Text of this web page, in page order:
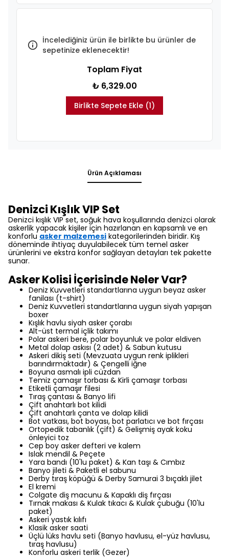
İncelediğiniz ürün ile birlikte bu ürünler de
sepetinize eklenecektir!
Toplam Fiyat
₺ 6,329.00
Birlikte Sepete Ekle (1)
Ürün Açıklaması
Denizci Kışlık VIP Set
Denizci kışlık VIP set, soğuk hava koşullarında denizci olarak
askerlik yapacak kişiler için hazırlanan en kapsamlı ve en
konforlu asker malzemesi kategorilerinden biridir. Kış
döneminde ihtiyaç duyulabilecek tüm temel asker
ürünlerini ve ekstra konfor sağlayan detayları tek pakette
sunar.
Asker Kolisi İçerisinde Neler Var?
Deniz Kuvvetleri standartlarına uygun beyaz asker
fanilası (t-shirt)
Deniz Kuvvetleri standartlarına uygun siyah yapışan
boxer
Kışlık havlu siyah asker çorabı
Alt-üst termal içlik takımı
Polar askeri bere, polar boyunluk ve polar eldiven
Metal dolap askısı (2 adet) & Sabun kutusu
Askeri dikiş seti (Mevzuata uygun renk iplikleri
barındırmaktadır) & Çengelli iğne
Boyuna asmalı ipli cüzdan
Temiz çamaşır torbası & Kirli çamaşır torbası
Etiketli çamaşır filesi
Tıraş çantası & Banyo lifi
Çift anahtarlı bot kilidi
Çift anahtarlı çanta ve dolap kilidi
Bot vatkası, bot boyası, bot parlatıcı ve bot fırçası
Ortopedik tabanlık (çift) & Gelişmiş ayak koku
önleyici toz
Cep boy asker defteri ve kalem
Islak mendil & Peçete
Yara bandı (10'lu paket) & Kan taşı & Cımbız
Banyo jileti & Paketli el sabunu
Derby tıraş köpüğü & Derby Samurai 3 bıçaklı jilet
El kremi
Colgate diş macunu & Kapaklı diş fırçası
Tırnak makası & Kulak tıkacı & Kulak çubuğu (10'lu
paket)
Askeri yastık kılıfı
Klasik asker saati
Üçlü lüks havlu seti (Banyo havlusu, el-yüz havlusu,
tıraş havlusu)
Konforlu askeri terlik (Gezer)